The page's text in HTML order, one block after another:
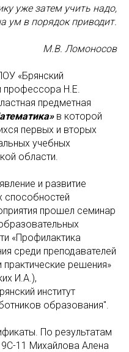
уже затем учить надо,
ум в порядок приводит.
М.В. Ломоносов
«Брянский
профессора Н.Е.
предметная
в которой
первых и вторых
учебных
области.
и развитие
способностей
прошел семинар
«Профилактика
среди преподавателей
решения»
И.А.),
институт
образования".
По результатам
11 Михайлова Алена